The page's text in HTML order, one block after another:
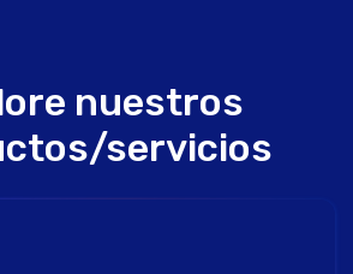
nuestros
servicios